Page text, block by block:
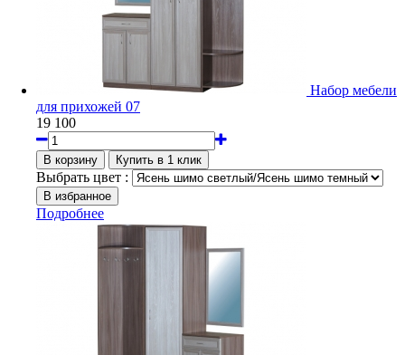
Набор мебели
для прихожей 07
19 100
Выбрать цвет :
Подробнее